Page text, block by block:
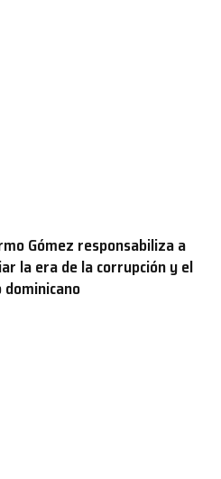
Gómez responsabiliza a
la era de la corrupción y el